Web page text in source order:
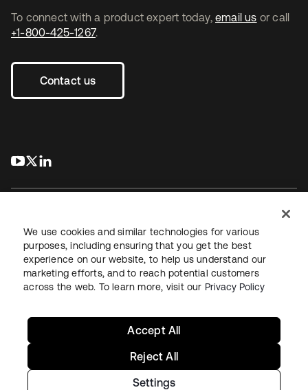
To connect with a product expert today, email us or call
+1-800-425-1267.
Contact us
s’ouvre dans un nouvel onglet
s’ouvre dans un nouvel onglet
JuridiquePolitique de confidentialité
Conditions d’utilisation du siteSécuritéPlan du site
Paramètres des cookies
We use cookies and similar technologies for various
purposes, including ensuring that you get the best
experience on our website, to help us understand our
marketing efforts, and to reach potential customers
across the web. To learn more, visit our Privacy Policy
Settings
Reject All
Accept All